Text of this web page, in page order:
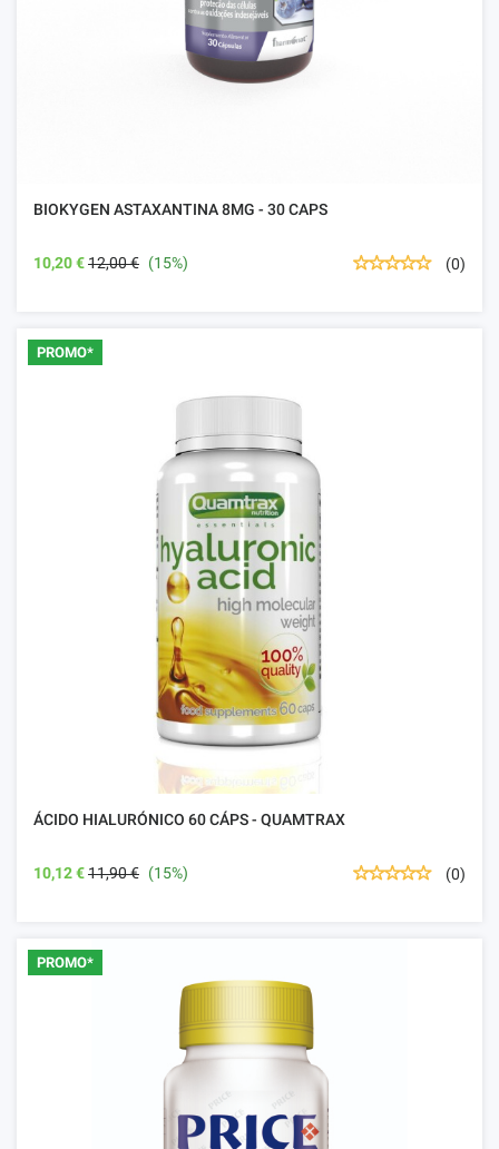
BIOKYGEN ASTAXANTINA 8MG - 30 CAPS
10,20 €12,00 € (15%) (0)
PROMO*
ÁCIDO HIALURÓNICO 60 CÁPS - QUAMTRAX
10,12 €11,90 € (15%) (0)
PROMO*